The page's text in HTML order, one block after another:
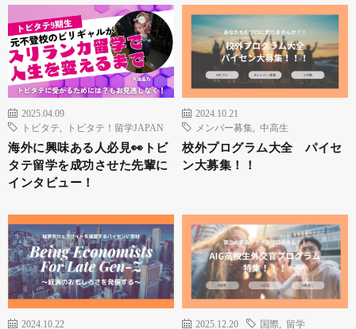
2025.04.09
トビタテ
トビタテ！留学JAPAN
海外に興味ある人必見👀トビ
タテ留学を成功させた先輩に
インタビュー！
2024.10.21
メンバー募集
中高生
校外プログラム大全 パイセ
ン大募集！！
2024.10.22
2025.12.20 国際 留学